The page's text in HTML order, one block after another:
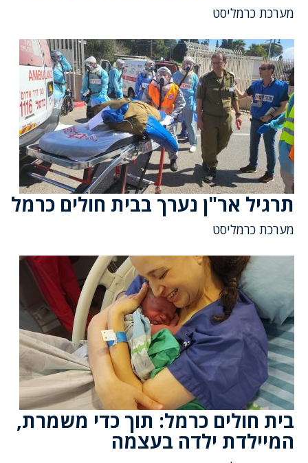
מערכת כרמליסט
תרגיל אר"ן נערך בבית חולים כרמל
מערכת כרמליסט
בית חולים כרמל: תוך כדי משמרת,
המיילדת ילדה בעצמה